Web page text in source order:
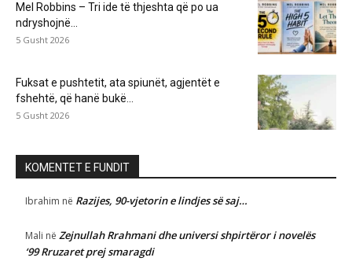
Mel Robbins – Tri ide të thjeshta që po ua
ndryshojnë...
5 Gusht 2026
Fuksat e pushtetit, ata spiunët, agjentët e
fshehtë, që hanë bukë...
5 Gusht 2026
KOMENTET E FUNDIT
Ibrahim në Razijes, 90-vjetorin e lindjes së saj…
Mali në Zejnullah Rrahmani dhe universi shpirtëror i novelës
‘99 Rruzaret prej smaragdi